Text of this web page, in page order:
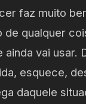
faz muito
qualquer
vai usar.
esquece,
daquele